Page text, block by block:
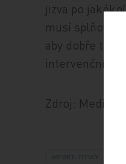
jizva po
musí splňovat
aby dobře
intervenčními
Zdroj: Medical
IMPORT: TITULY